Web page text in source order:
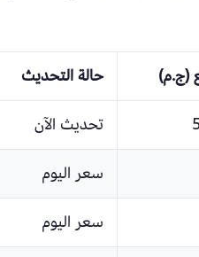
(ج.م) حالة التحديث
تحديث الآن
سعر اليوم
سعر اليوم